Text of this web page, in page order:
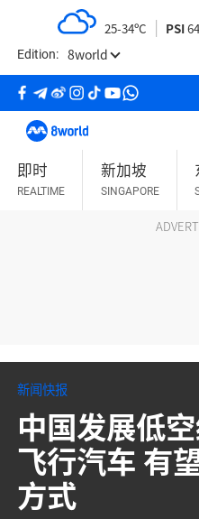
p
t
n
Edition: 8world
25-34ºC PSI
即时
REALTIME
新加坡
SINGAPORE
中国发展低
飞行汽车 有
方式
新闻快报